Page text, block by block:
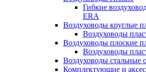
Гибкие
ERA
Воздуховоды круглые
Воздуховоды
Воздуховоды плоские
Воздуховоды
Воздуховоды стальные
Комплектующие и